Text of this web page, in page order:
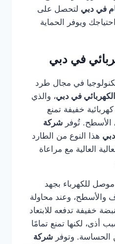
في دبي لتحصل على
ويوفر الحماية
في دبي
في مجال طرد
في دبي، والذي
خفيفة تمنع
تُوفر شركة
هذا النوع من الطارد
العالية مع مراعاة
للكهرباء بجهد
وعند محاولة
خفيفة تدفعه للابتعاد
أذى، لكنها تمنع تمامًا
الحساسة. وتوفر شركة